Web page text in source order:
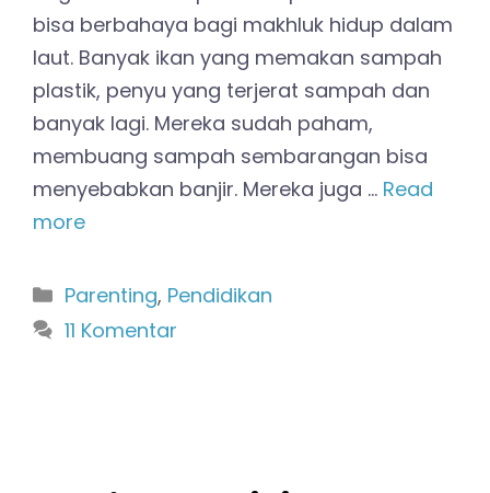
bisa berbahaya bagi makhluk hidup dalam
laut. Banyak ikan yang memakan sampah
plastik, penyu yang terjerat sampah dan
banyak lagi. Mereka sudah paham,
membuang sampah sembarangan bisa
menyebabkan banjir. Mereka juga … Read
more
Kategori
Parenting, Pendidikan
11 Komentar